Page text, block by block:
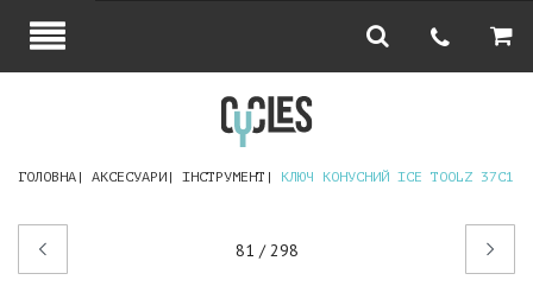
ГОЛОВНА АКСЕСУАРИ ІНСТРУМЕНТ КЛЮЧ КОНУСНИЙ ICE TOOLZ 37C1
81 / 298
Наступний